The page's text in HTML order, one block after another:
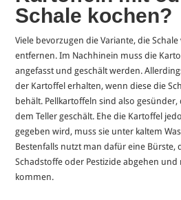
Schale kochen?
Viele bevorzugen die Variante, die
entfernen. Im Nachhinein muss die
angefasst und geschält werden.
der Kartoffel erhalten, wenn diese die
behält. Pellkartoffeln sind also
dem Teller geschält. Ehe die Kartoffel
gegeben wird, muss sie unter kaltem
Bestenfalls nutzt man dafür eine Bürste,
Schadstoffe oder Pestizide abgehen
kommen.